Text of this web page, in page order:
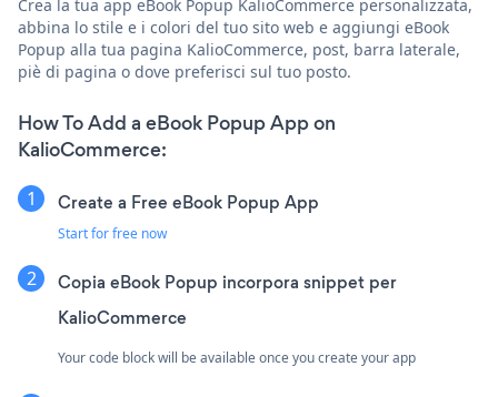
Crea la tua app eBook Popup KalioCommerce personalizzata,
abbina lo stile e i colori del tuo sito web e aggiungi eBook
Popup alla tua pagina KalioCommerce, post, barra laterale,
piè di pagina o dove preferisci sul tuo posto.
How To Add a eBook Popup App on
KalioCommerce:
Create a Free eBook Popup App
Start for free now
Copia eBook Popup incorpora snippet per
KalioCommerce
Your code block will be available once you create your app